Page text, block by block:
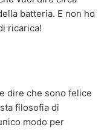
batteria. E non ho
ricarica!
dire che sono felice
filosofia di
modo per